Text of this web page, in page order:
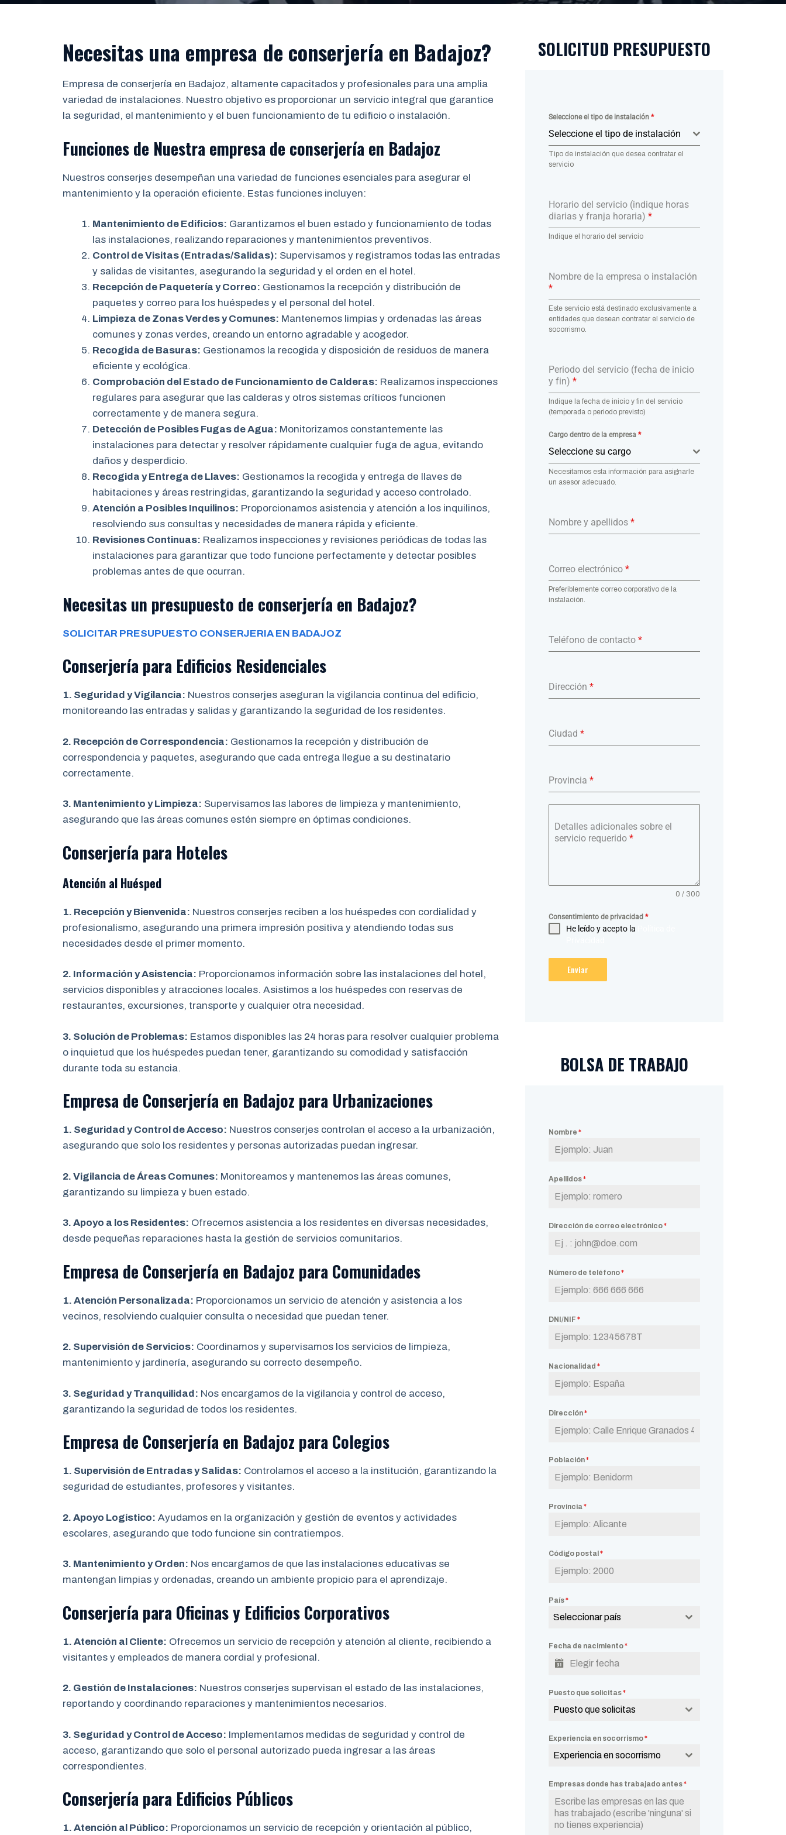
Necesitas una empresa de conserjería en Badajoz?
Empresa de conserjería en Badajoz, altamente capacitados y profesionales para una amplia
variedad de instalaciones. Nuestro objetivo es proporcionar un servicio integral que garantice
la seguridad, el mantenimiento y el buen funcionamiento de tu edificio o instalación.
Funciones de Nuestra empresa de conserjería en Badajoz
Nuestros conserjes desempeñan una variedad de funciones esenciales para asegurar el
mantenimiento y la operación eficiente. Estas funciones incluyen:
Mantenimiento de Edificios: Garantizamos el buen estado y funcionamiento de todas
las instalaciones, realizando reparaciones y mantenimientos preventivos.
Control de Visitas (Entradas/Salidas): Supervisamos y registramos todas las entradas
y salidas de visitantes, asegurando la seguridad y el orden en el hotel.
Recepción de Paquetería y Correo: Gestionamos la recepción y distribución de
paquetes y correo para los huéspedes y el personal del hotel.
Limpieza de Zonas Verdes y Comunes: Mantenemos limpias y ordenadas las áreas
comunes y zonas verdes, creando un entorno agradable y acogedor.
Recogida de Basuras: Gestionamos la recogida y disposición de residuos de manera
eficiente y ecológica.
Comprobación del Estado de Funcionamiento de Calderas: Realizamos inspecciones
regulares para asegurar que las calderas y otros sistemas críticos funcionen
correctamente y de manera segura.
Detección de Posibles Fugas de Agua: Monitorizamos constantemente las
instalaciones para detectar y resolver rápidamente cualquier fuga de agua, evitando
daños y desperdicio.
Recogida y Entrega de Llaves: Gestionamos la recogida y entrega de llaves de
habitaciones y áreas restringidas, garantizando la seguridad y acceso controlado.
Atención a Posibles Inquilinos: Proporcionamos asistencia y atención a los inquilinos,
resolviendo sus consultas y necesidades de manera rápida y eficiente.
Revisiones Continuas: Realizamos inspecciones y revisiones periódicas de todas las
instalaciones para garantizar que todo funcione perfectamente y detectar posibles
problemas antes de que ocurran.
Necesitas un presupuesto de conserjería en Badajoz?
SOLICITAR PRESUPUESTO CONSERJERIA EN BADAJOZ
Conserjería para Edificios Residenciales
1. Seguridad y Vigilancia: Nuestros conserjes aseguran la vigilancia continua del edificio,
monitoreando las entradas y salidas y garantizando la seguridad de los residentes.
2. Recepción de Correspondencia: Gestionamos la recepción y distribución de
correspondencia y paquetes, asegurando que cada entrega llegue a su destinatario
correctamente.
3. Mantenimiento y Limpieza: Supervisamos las labores de limpieza y mantenimiento,
asegurando que las áreas comunes estén siempre en óptimas condiciones.
Conserjería para Hoteles
Atención al Huésped
1. Recepción y Bienvenida: Nuestros conserjes reciben a los huéspedes con cordialidad y
profesionalismo, asegurando una primera impresión positiva y atendiendo todas sus
necesidades desde el primer momento.
2. Información y Asistencia: Proporcionamos información sobre las instalaciones del hotel,
servicios disponibles y atracciones locales. Asistimos a los huéspedes con reservas de
restaurantes, excursiones, transporte y cualquier otra necesidad.
3. Solución de Problemas: Estamos disponibles las 24 horas para resolver cualquier problema
o inquietud que los huéspedes puedan tener, garantizando su comodidad y satisfacción
durante toda su estancia.
Empresa de Conserjería en Badajoz para Urbanizaciones
1. Seguridad y Control de Acceso: Nuestros conserjes controlan el acceso a la urbanización,
asegurando que solo los residentes y personas autorizadas puedan ingresar.
2. Vigilancia de Áreas Comunes: Monitoreamos y mantenemos las áreas comunes,
garantizando su limpieza y buen estado.
3. Apoyo a los Residentes: Ofrecemos asistencia a los residentes en diversas necesidades,
desde pequeñas reparaciones hasta la gestión de servicios comunitarios.
Empresa de Conserjería en Badajoz para Comunidades
1. Atención Personalizada: Proporcionamos un servicio de atención y asistencia a los
vecinos, resolviendo cualquier consulta o necesidad que puedan tener.
2. Supervisión de Servicios: Coordinamos y supervisamos los servicios de limpieza,
mantenimiento y jardinería, asegurando su correcto desempeño.
3. Seguridad y Tranquilidad: Nos encargamos de la vigilancia y control de acceso,
garantizando la seguridad de todos los residentes.
Empresa de Conserjería en Badajoz para Colegios
1. Supervisión de Entradas y Salidas: Controlamos el acceso a la institución, garantizando la
seguridad de estudiantes, profesores y visitantes.
2. Apoyo Logístico: Ayudamos en la organización y gestión de eventos y actividades
escolares, asegurando que todo funcione sin contratiempos.
3. Mantenimiento y Orden: Nos encargamos de que las instalaciones educativas se
mantengan limpias y ordenadas, creando un ambiente propicio para el aprendizaje.
Conserjería para Oficinas y Edificios Corporativos
1. Atención al Cliente: Ofrecemos un servicio de recepción y atención al cliente, recibiendo a
visitantes y empleados de manera cordial y profesional.
2. Gestión de Instalaciones: Nuestros conserjes supervisan el estado de las instalaciones,
reportando y coordinando reparaciones y mantenimientos necesarios.
3. Seguridad y Control de Acceso: Implementamos medidas de seguridad y control de
acceso, garantizando que solo el personal autorizado pueda ingresar a las áreas
correspondientes.
Conserjería para Edificios Públicos
1. Atención al Público: Proporcionamos un servicio de recepción y orientación al público,
SOLICITUD PRESUPUESTO
Seleccione el tipo de instalación *
Seleccione el tipo de instalación
Tipo de instalación que desea contratar el
servicio
Horario del servicio (indique horas
diarias y franja horaria) *
Indique el horario del servicio
Nombre de la empresa o instalación
*
Este servicio está destinado exclusivamente a
entidades que desean contratar el servicio de
socorrismo.
Periodo del servicio (fecha de inicio
y fin) *
Indique la fecha de inicio y fin del servicio
(temporada o periodo previsto)
Cargo dentro de la empresa *
Seleccione su cargo
Necesitamos esta información para asignarle
un asesor adecuado.
Nombre y apellidos *
Correo electrónico *
Preferiblemente correo corporativo de la
instalación.
Teléfono de contacto *
Dirección *
Ciudad *
Provincia *
Detalles adicionales sobre el
servicio requerido *
0 / 300
Consentimiento de privacidad *
He leído y acepto la
Enviar
BOLSA DE TRABAJO
Nombre *
Apellidos*
Dirección de correo electrónico*
Número de teléfono*
DNI/NIF *
Nacionalidad *
Dirección*
Población*
Provincia*
Código postal *
País*
Seleccionar país
Fecha de nacimiento*
Puesto que solicitas*
Puesto que solicitas
Experiencia en socorrismo*
Experiencia en socorrismo
Empresas donde has trabajado antes*